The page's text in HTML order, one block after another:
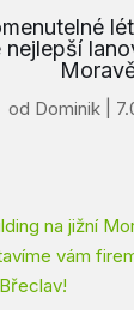
nejlepší
od Dominik